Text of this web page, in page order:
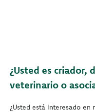
¿Usted es criador,
veterinario o
¿Usted está interesado en